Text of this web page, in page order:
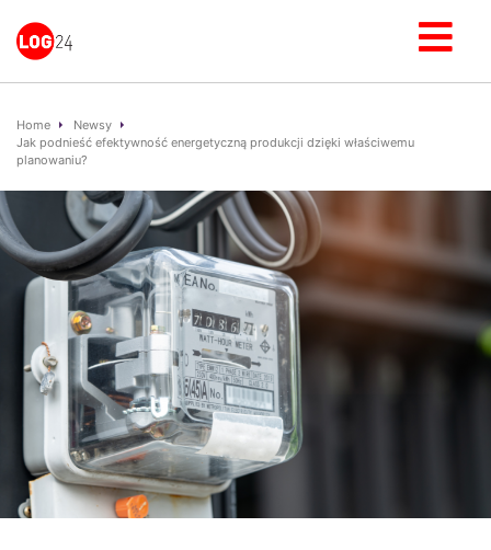
Home
Newsy
Jak podnieść efektywność energetyczną produkcji dzięki właściwemu
planowaniu?